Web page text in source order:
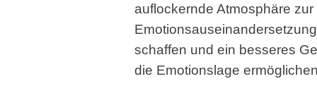
auflockernde Atmosphäre zur
Emotionsauseinandersetzung
schaffen und ein besseres
die Emotionslage